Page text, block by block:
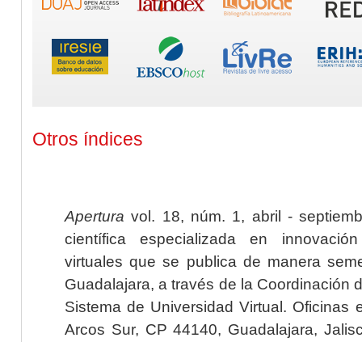
Otros índices
Apertura vol. 18, núm. 1, abril -
científica especializada en
virtuales que se publica de manera
Guadalajara, a través de la Coordinación
Sistema de Universidad Virtual. Oficinas
Arcos Sur, CP 44140, Guadalajara,